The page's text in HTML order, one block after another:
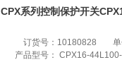
CPX系列控制保护开关
订货号： 10180828
产品型号： CPX16-